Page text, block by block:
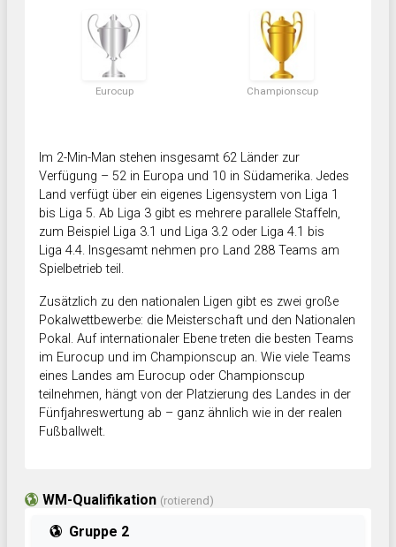
Eurocup Championscup
Im 2-Min-Man stehen insgesamt 62 Länder zur
Verfügung – 52 in Europa und 10 in Südamerika. Jedes
Land verfügt über ein eigenes Ligensystem von Liga 1
bis Liga 5. Ab Liga 3 gibt es mehrere parallele Staffeln,
zum Beispiel Liga 3.1 und Liga 3.2 oder Liga 4.1 bis
Liga 4.4. Insgesamt nehmen pro Land 288 Teams am
Spielbetrieb teil.
Zusätzlich zu den nationalen Ligen gibt es zwei große
Pokalwettbewerbe: die Meisterschaft und den Nationalen
Pokal. Auf internationaler Ebene treten die besten Teams
im Eurocup und im Championscup an. Wie viele Teams
eines Landes am Eurocup oder Championscup
teilnehmen, hängt von der Platzierung des Landes in der
Fünfjahreswertung ab – ganz ähnlich wie in der realen
Fußballwelt.
WM-Qualifikation (rotierend)
Gruppe 2